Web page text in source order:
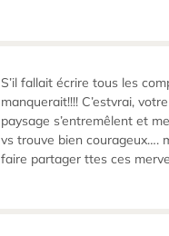
S’il fallait écrire tous les
manquerait!!!! C’estvrai,
paysage s’entremêlent et
vs trouve bien courageux….
faire partager ttes ces